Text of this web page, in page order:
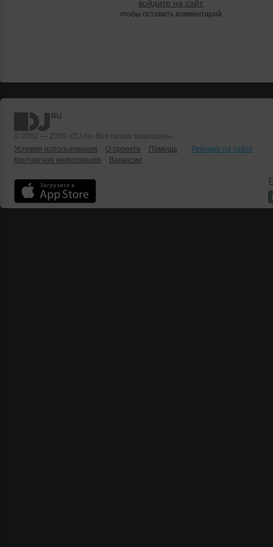
войдите на сайт
чтобы оставить комментарий
© 2001 — 2026 «DJ.ru» Все права защищены.
Условия использования
О проекте Помощь
Реклама на сайте
Контактная информация
Вакансии